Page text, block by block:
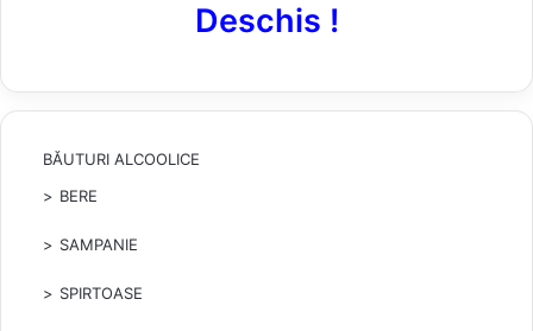
Deschis !
BĂUTURI ALCOOLICE
BERE
SAMPANIE
SPIRTOASE